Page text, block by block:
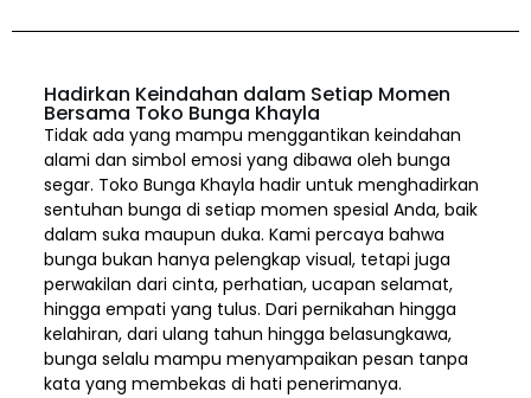
Hadirkan Keindahan dalam Setiap Momen
Bersama Toko Bunga Khayla
Tidak ada yang mampu menggantikan keindahan
alami dan simbol emosi yang dibawa oleh bunga
segar. Toko Bunga Khayla hadir untuk menghadirkan
sentuhan bunga di setiap momen spesial Anda, baik
dalam suka maupun duka. Kami percaya bahwa
bunga bukan hanya pelengkap visual, tetapi juga
perwakilan dari cinta, perhatian, ucapan selamat,
hingga empati yang tulus. Dari pernikahan hingga
kelahiran, dari ulang tahun hingga belasungkawa,
bunga selalu mampu menyampaikan pesan tanpa
kata yang membekas di hati penerimanya.